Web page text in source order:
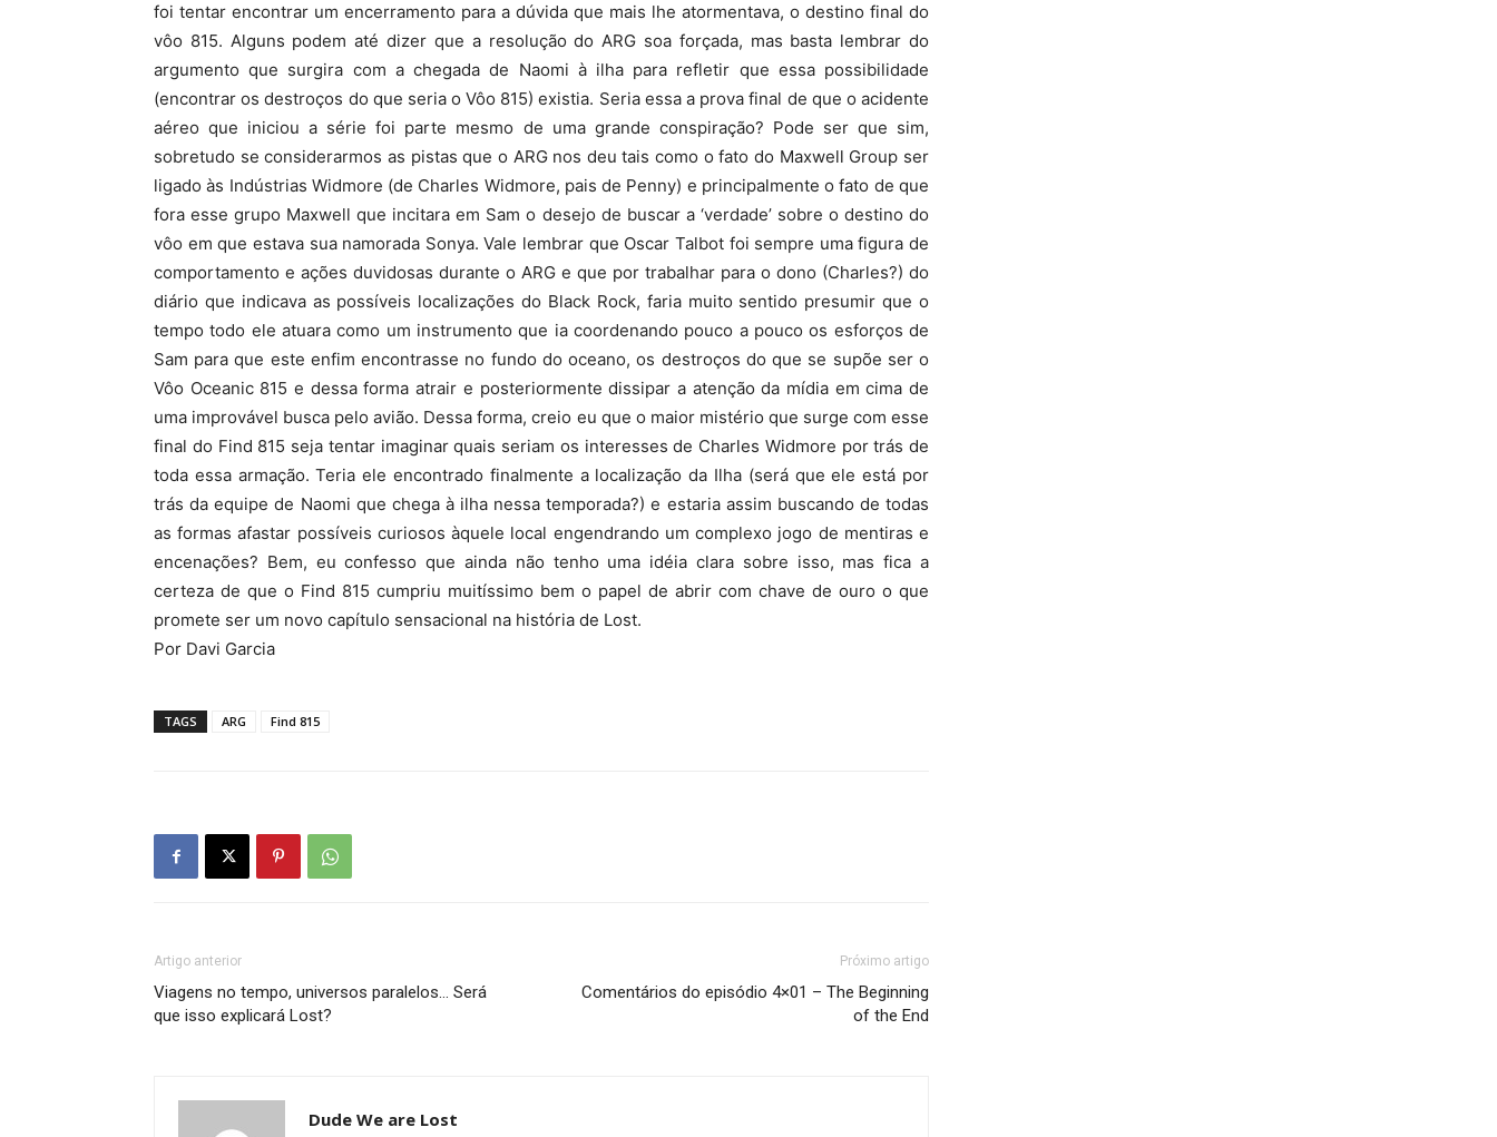
foi tentar encontrar um encerramento para a dúvida que mais lhe atormentava, o destino final do
vôo 815. Alguns podem até dizer que a resolução do ARG soa forçada, mas basta lembrar do
argumento que surgira com a chegada de Naomi à ilha para refletir que essa possibilidade
(encontrar os destroços do que seria o Vôo 815) existia. Seria essa a prova final de que o acidente
aéreo que iniciou a série foi parte mesmo de uma grande conspiração? Pode ser que sim,
sobretudo se considerarmos as pistas que o ARG nos deu tais como o fato do Maxwell Group ser
ligado às Indústrias Widmore (de Charles Widmore, pais de Penny) e principalmente o fato de que
fora esse grupo Maxwell que incitara em Sam o desejo de buscar a ‘verdade’ sobre o destino do
vôo em que estava sua namorada Sonya. Vale lembrar que Oscar Talbot foi sempre uma figura de
comportamento e ações duvidosas durante o ARG e que por trabalhar para o dono (Charles?) do
diário que indicava as possíveis localizações do Black Rock, faria muito sentido presumir que o
tempo todo ele atuara como um instrumento que ia coordenando pouco a pouco os esforços de
Sam para que este enfim encontrasse no fundo do oceano, os destroços do que se supõe ser o
Vôo Oceanic 815 e dessa forma atrair e posteriormente dissipar a atenção da mídia em cima de
uma improvável busca pelo avião. Dessa forma, creio eu que o maior mistério que surge com esse
final do Find 815 seja tentar imaginar quais seriam os interesses de Charles Widmore por trás de
toda essa armação. Teria ele encontrado finalmente a localização da Ilha (será que ele está por
trás da equipe de Naomi que chega à ilha nessa temporada?) e estaria assim buscando de todas
as formas afastar possíveis curiosos àquele local engendrando um complexo jogo de mentiras e
encenações? Bem, eu confesso que ainda não tenho uma idéia clara sobre isso, mas fica a
certeza de que o Find 815 cumpriu muitíssimo bem o papel de abrir com chave de ouro o que
promete ser um novo capítulo sensacional na história de Lost.
Por Davi Garcia
TAGS ARG Find 815
Artigo anterior
Viagens no tempo, universos paralelos… Será
que isso explicará Lost?
Próximo artigo
Comentários do episódio 4×01 – The Beginning
of the End
Dude We are Lost